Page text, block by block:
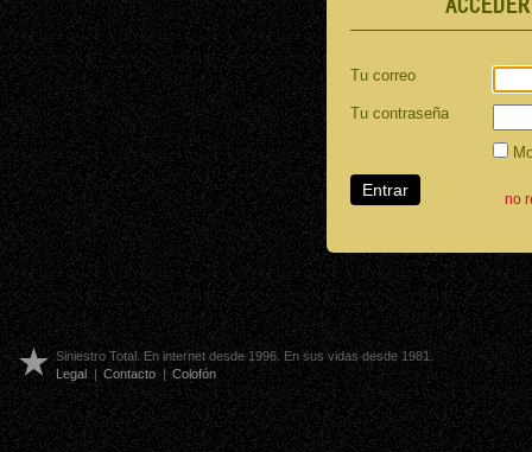
Tu correo
Tu contraseña
no
Siniestro Total. En internet desde 1996. En sus vidas desde 1981.
Legal | Contacto | Colofón